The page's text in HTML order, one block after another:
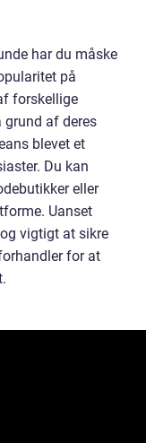
har du måske
på
forskellige
af deres
blevet et
Du kan
eller
Uanset
vigtigt at sikre
for at